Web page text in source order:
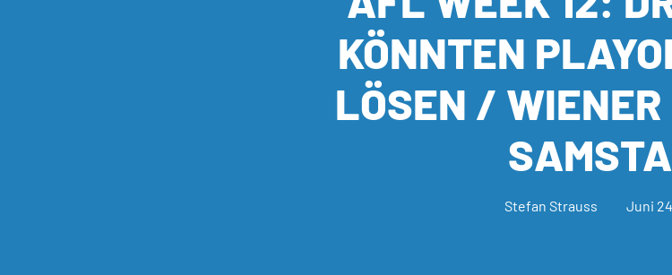
KÖNNTEN
LÖSEN / WIENER
Stefan Strauss Juni